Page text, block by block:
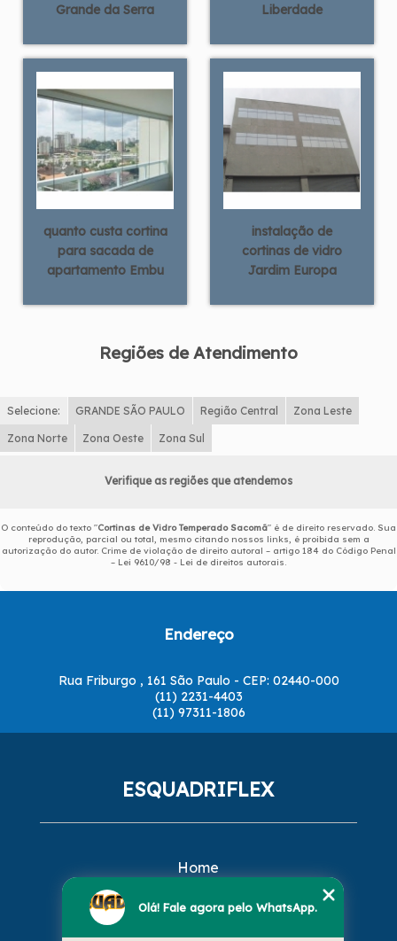
Grande da Serra
Liberdade
quanto custa cortina
para sacada de
apartamento Embu
instalação de
cortinas de vidro
Jardim Europa
Regiões de Atendimento
Selecione: GRANDE SÃO PAULO Região Central Zona Leste
Zona Norte Zona Oeste Zona Sul
Verifique as regiões que atendemos
O conteúdo do texto "Cortinas de Vidro Temperado Sacomã" é de direito reservado. Sua
reprodução, parcial ou total, mesmo citando nossos links, é proibida sem a
autorização do autor. Crime de violação de direito autoral – artigo 184 do Código Penal
– Lei 9610/98 - Lei de direitos autorais.
Endereço
Rua Friburgo , 161 São Paulo - CEP: 02440-000
(11) 2231-4403
(11) 97311-1806
ESQUADRIFLEX
Home
Missão
Serviços
Olá! Fale agora pelo WhatsApp.